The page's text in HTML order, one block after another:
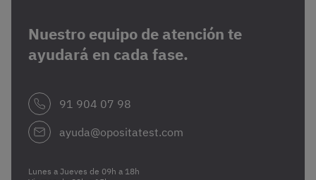
Nuestro equipo de atención te
ayudará en cada fase.
91 904 07 98
ayuda@opositatest.com
Lunes a Jueves de 09h a 18h